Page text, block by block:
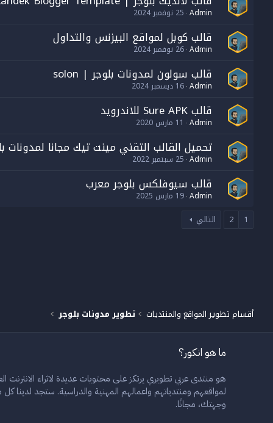
Admin 25 نوفمبر 2024
قالب كوبل لمواقع البيزنس والتداول
Admin 26 نوفمبر 2024
قالب سولون لمدونات بلوجر | solon
Admin 16 ديسمبر 2024
قالب Sure APK للاندرويد
Admin 11 مارس 2020
تحميل القالب التقني مينت تيك مجانا لمدونات
Admin 25 سبتمبر 2022
قالب سيوفلكس بلوجر معرب
Admin 19 مارس 2025
1
2 التالي
أقسام تطوير المواقع والمنتديات تطوير مدونات بلوجر
ما هو انكور؟
هو منتدى عربي تطويري يرتكز على محتويات عديدة لاثراء الانترنت
لمواقعهم ومنتدياتهم واعمالهم المهنية والدراسية. ستجد
وجهتك، مجانًا.